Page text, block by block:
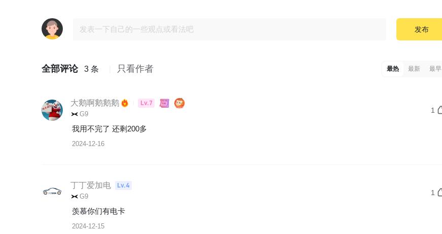
发布
全部评论 3 条 只看作者 最热 最新 最早
大鹅啊鹅鹅鹅 Lv.7
G9 1
我用不完了 还剩200多
2024-12-16
丁丁爱加电 Lv.4
G9 1
羡慕你们有电卡
2024-12-15